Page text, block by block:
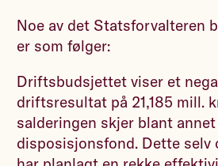
Noe av det Statsforvalteren
er som følger:
Driftsbudsjettet viser et
driftsresultat på 21,185 mill.
salderingen skjer blant
disposisjonsfond. Dette selv